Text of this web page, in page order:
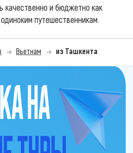
качественно и бюджетно как
путешественникам.
Вьетнам из Ташкента